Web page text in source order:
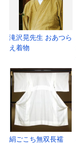
滝沢晃先生 おあつら
え着物
絹ごこち無双長襦